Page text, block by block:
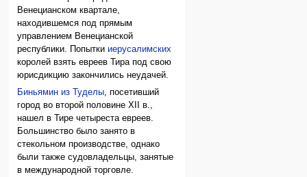
Венецианском квартале,
находившемся под прямым
управлением Венецианской
республики. Попыткииерусалимских
королей взять евреев Тира под свою
юрисдикцию закончились неудачей.
Биньямин из Туделы, посетивший
город во второй половине XII в.,
нашел в Тире четыреста евреев.
Большинство было занято в
стекольном производстве, однако
были также судовладельцы, занятые
в международной торговле.